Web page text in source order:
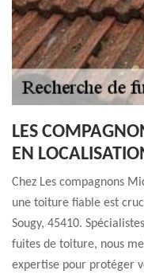
LES
EN
Chez Les compagnons
une toiture fiable est
Sougy, 45410.
fuites de toiture, nous
expertise pour protéger